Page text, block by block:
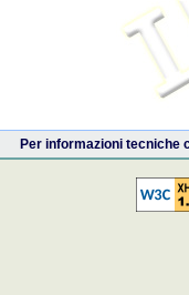
Per informazioni tecniche